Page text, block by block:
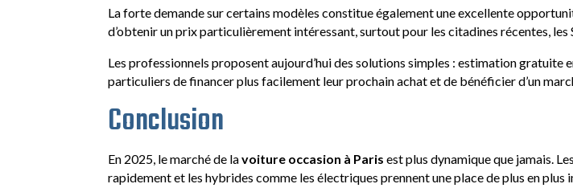
La forte demande sur certains modèles constitue également une excellente
d’obtenir un prix particulièrement intéressant, surtout pour les citadines récentes,
Les professionnels proposent aujourd’hui des solutions simples : estimation
particuliers de financer plus facilement leur prochain achat et de bénéficier d’un
Conclusion
En 2025, le marché de lavoiture occasion à Paris est plus dynamique que jamais.
rapidement et les hybrides comme les électriques prennent une place de plus en plus